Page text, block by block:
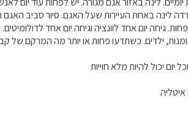
לינה באחת העיירות שעל האגם. סיור סביב האגם
גיחה יום אחד לוונציה וגיחה יום אחד
ילדים. כשתדעו פחות או יותר מה המרקם של
יום יכול להיות מלא חוייות